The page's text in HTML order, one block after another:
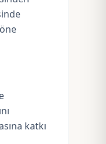
katkı